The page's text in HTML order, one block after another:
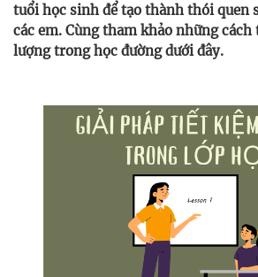
tuổi học sinh để tạo thành thói quen
các em. Cùng tham khảo những
lượng trong học đường dưới đây.